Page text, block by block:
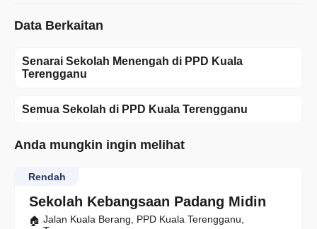
Data Berkaitan
Senarai Sekolah Menengah di PPD Kuala
Terengganu
Semua Sekolah di PPD Kuala Terengganu
Anda mungkin ingin melihat
Sekolah Kebangsaan Padang Midin
Rendah
Jalan Kuala Berang, PPD Kuala Terengganu,